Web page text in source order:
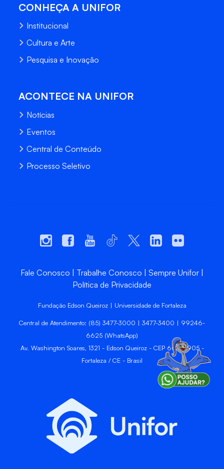
CONHEÇA A UNIFOR
Institucional
Cultura e Arte
Pesquisa e Inovação
ACONTECE NA UNIFOR
Notícias
Eventos
Central de Conteúdo
Processo Seletivo
Fale Conosco Trabalhe Conosco
Sempre Unifor
Política de Privacidade
Fundação Edson Queiroz | Universidade de Fortaleza
Central de Atendimento: (85) 3477-3000 | 3477-3400 | 99246-
6625 (WhatsApp)
Av. Washington Soares, 1321 - Edson Queiroz - CEP 60811-905 -
Fortaleza / CE - Brasil